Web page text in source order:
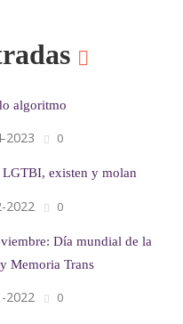
algoritmo
2023 0
existen y molan
2022 0
Día mundial de la
Memoria Trans
2022 0